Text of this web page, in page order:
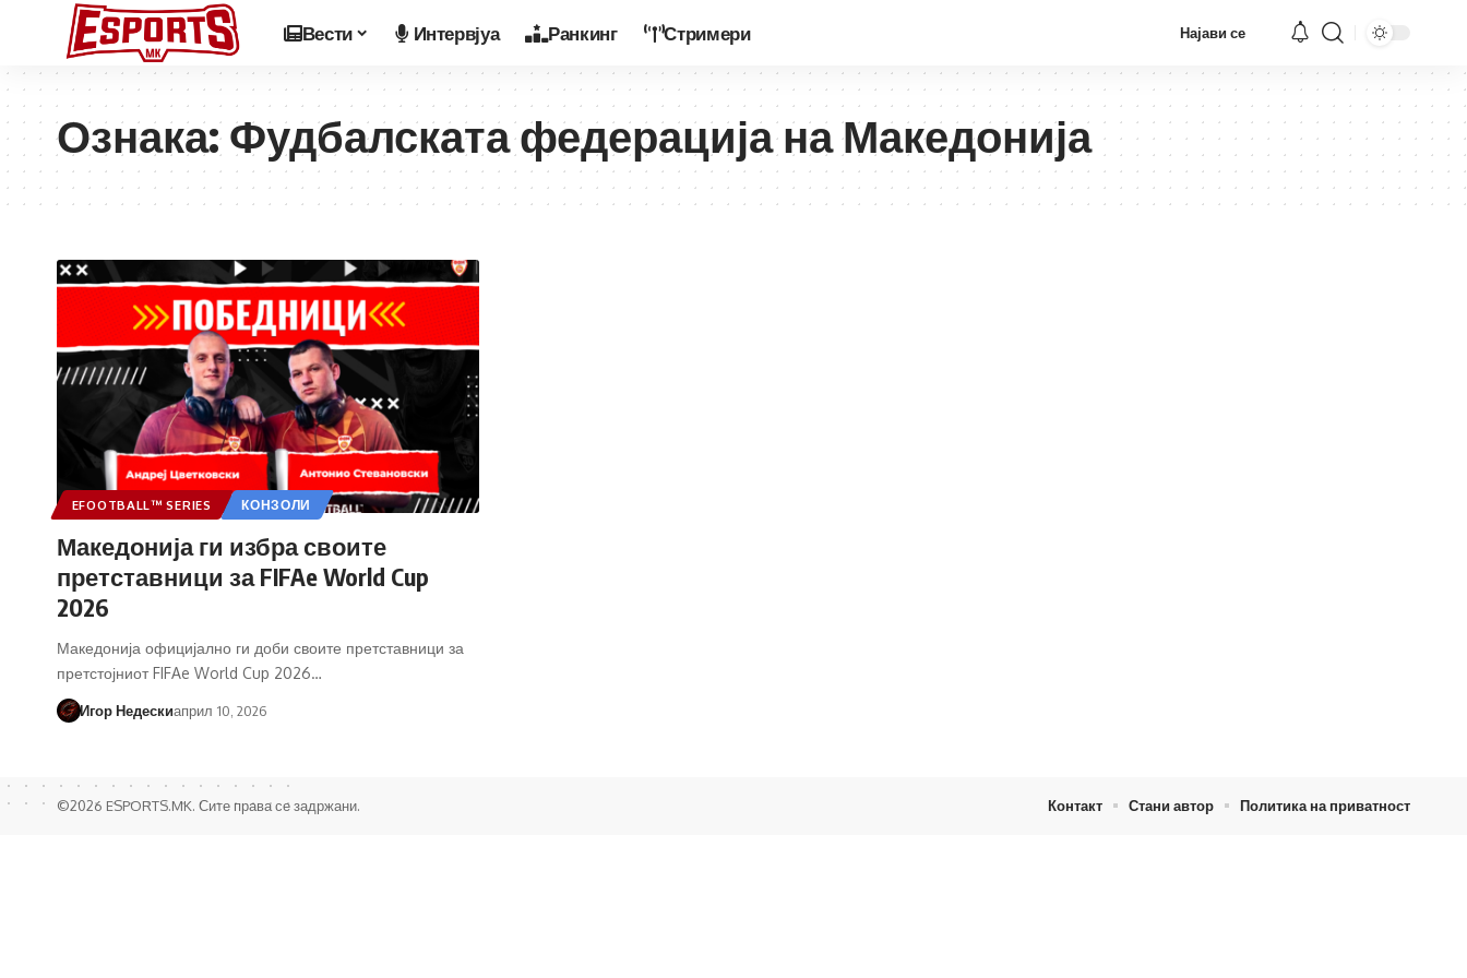
Вести Интервјуа Ранкинг Стримери Најави се
Ознака:Фудбалската федерација на Македонија
EFOOTBALL™ SERIES КОНЗОЛИ
Македонија ги избра своите
претставници за FIFAe World Cup
2026
Македонија официјално ги доби своите претставници за
претстојниот FIFAe World Cup 2026…
Игор Недескиаприл 10, 2026
©2026 ESPORTS.MK. Сите права се задржани. Контакт Стани автор Политика на приватност